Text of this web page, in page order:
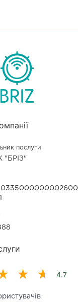
послуги
"БРІЗ"
4.7